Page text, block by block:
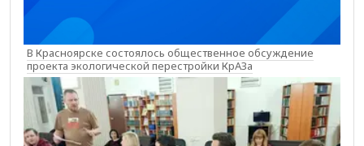
В Красноярске состоялось общественное обсуждение
проекта экологической перестройки КрАЗа